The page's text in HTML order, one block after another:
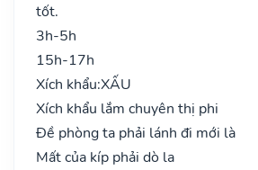
tốt.
3h-5h
15h-17h
Xích khẩu:XẤU
Xích khẩu lắm chuyên thị phi
Đề phòng ta phải lánh đi mới là
Mất của kíp phải dò la